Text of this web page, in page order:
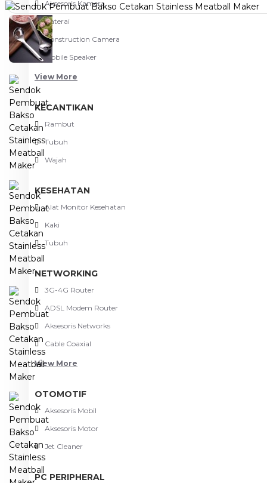
Aksesoris Kamera
Baterai
Construction Camera
Mobile Speaker
View More
KECANTIKAN
Rambut
Tubuh
Wajah
KESEHATAN
Alat Monitor Kesehatan
Kaki
Tubuh
NETWORKING
3G-4G Router
ADSL Modem Router
Aksesoris Networks
Cable Coaxial
View More
OTOMOTIF
Aksesoris Mobil
Aksesoris Motor
Jet Cleaner
PC PERIPHERAL